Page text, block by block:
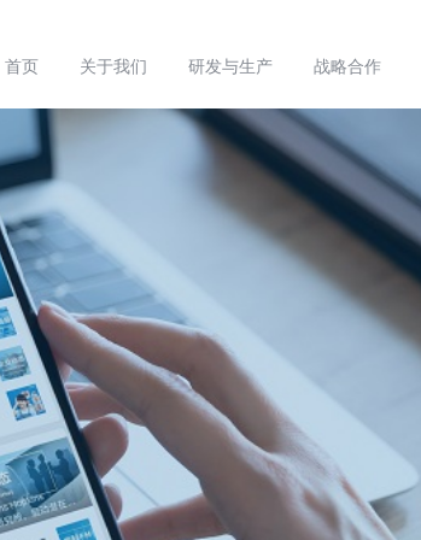
首页 关于我们 研发与生产 战略合作